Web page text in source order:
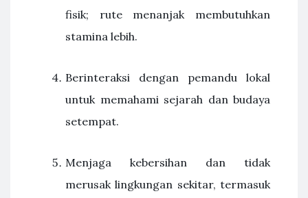
fisik; rute menanjak membutuhkan
stamina lebih.
Berinteraksi dengan pemandu lokal
untuk memahami sejarah dan budaya
setempat.
Menjaga kebersihan dan tidak
merusak lingkungan sekitar, termasuk